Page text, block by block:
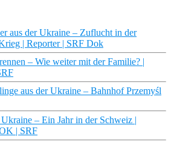
aus der Ukraine – Zuflucht in der
| Reporter | SRF Dok
– Wie weiter mit der Familie? |
aus der Ukraine – Bahnhof Przemyśl
– Ein Jahr in der Schweiz |
| SRF